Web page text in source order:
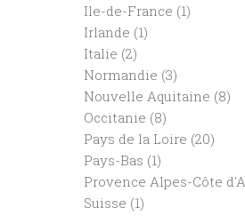
Ile-de-France (1)
Irlande (1)
Italie (2)
Normandie (3)
Nouvelle Aquitaine (8)
Occitanie (8)
Pays de la Loire (20)
Pays-Bas (1)
Provence Alpes-Côte
Suisse (1)